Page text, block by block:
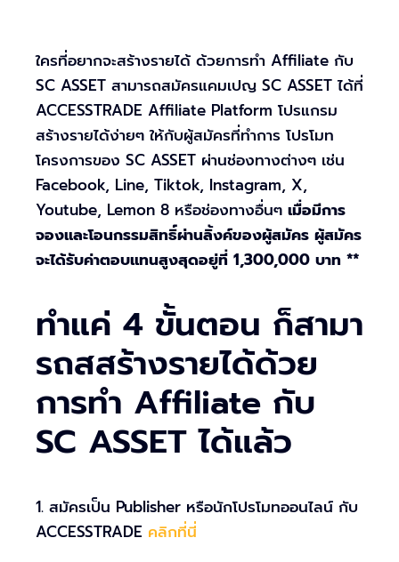
ใครที่อยากจะสร้างรายได้ ด้วยการทำ Affiliate กับ
SC ASSET สามารถสมัครแคมเปญ SC ASSET ได้ที่
ACCESSTRADE Affiliate Platform โปรแกรม
สร้างรายได้ง่ายๆ ให้กับผู้สมัครที่ทำการ โปรโมท
โครงการของ SC ASSET ผ่านช่องทางต่างๆ เช่น
Facebook, Line, Tiktok, Instagram, X,
Youtube, Lemon 8 หรือช่องทางอื่นๆ เมื่อมีการ
จองและโอนกรรมสิทธิ์ผ่านลิ้งค์ของผู้สมัคร ผู้สมัคร
จะได้รับค่าตอบแทนสูงสุดอยู่ที่ 1,300,000 บาท **
ทำแค่ 4 ขั้นตอน ก็สามา
รถสสร้างรายได้ด้วย
การทำ Affiliate กับ
SC ASSET ได้แล้ว
1. สมัครเป็น Publisher หรือนักโปรโมทออนไลน์ กับ
ACCESSTRADE คลิกที่นี่